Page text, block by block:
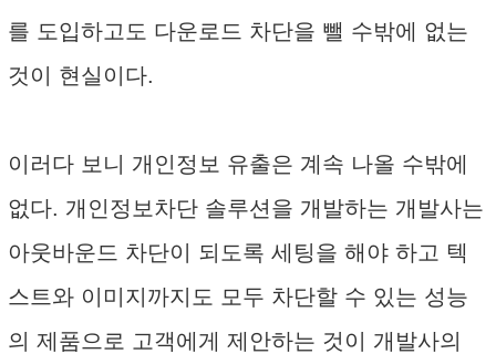
를 도입하고도 다운로드 차단을 뺄 수밖에 없는
것이 현실이다.
이러다 보니 개인정보 유출은 계속 나올 수밖에
없다. 개인정보차단 솔루션을 개발하는 개발사는
아웃바운드 차단이 되도록 세팅을 해야 하고 텍
스트와 이미지까지도 모두 차단할 수 있는 성능
의 제품으로 고객에게 제안하는 것이 개발사의